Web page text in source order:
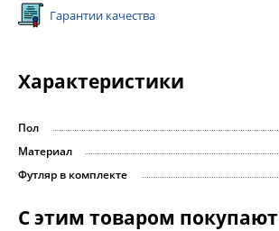
Гарантии качества
Характеристики
Пол
Материал
Футляр в комплекте
С этим товаром покупают